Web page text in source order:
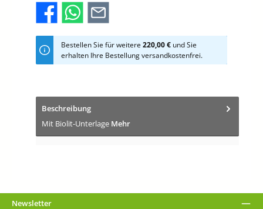
Bestellen Sie für weitere220,00 € und Sie
erhalten Ihre Bestellung versandkostenfrei.
Beschreibung
Mit Biolit-Unterlage Mehr
Newsletter